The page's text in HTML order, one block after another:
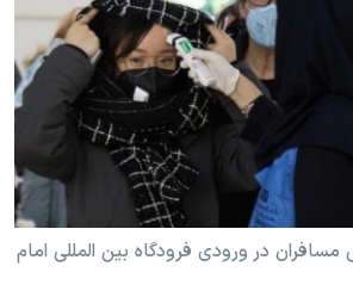
آمریکا ۲۰۲۴
به اسرائیل
آزادی
در ورودی فرودگاه بین المللی امام